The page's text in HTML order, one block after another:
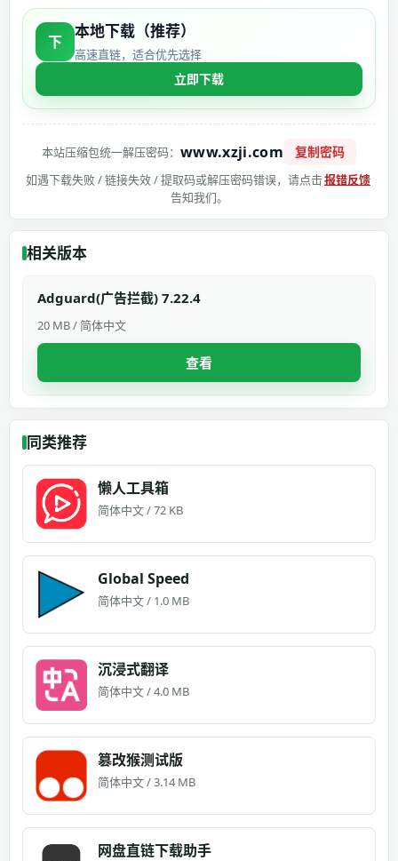
下
本地下载（推荐）
高速直链，适合优先选择
立即下载
本站压缩包统一解压密码：www.xzji.com 复制密码
如遇下载失败 / 链接失效 / 提取码或解压密码错误，请点击报错反馈
告知我们。
相关版本
Adguard(广告拦截) 7.22.4
20 MB / 简体中文
查看
同类推荐
懒人工具箱
简体中文 / 72 KB
Global Speed
简体中文 / 1.0 MB
沉浸式翻译
简体中文 / 4.0 MB
篡改猴测试版
简体中文 / 3.14 MB
网盘直链下载助手